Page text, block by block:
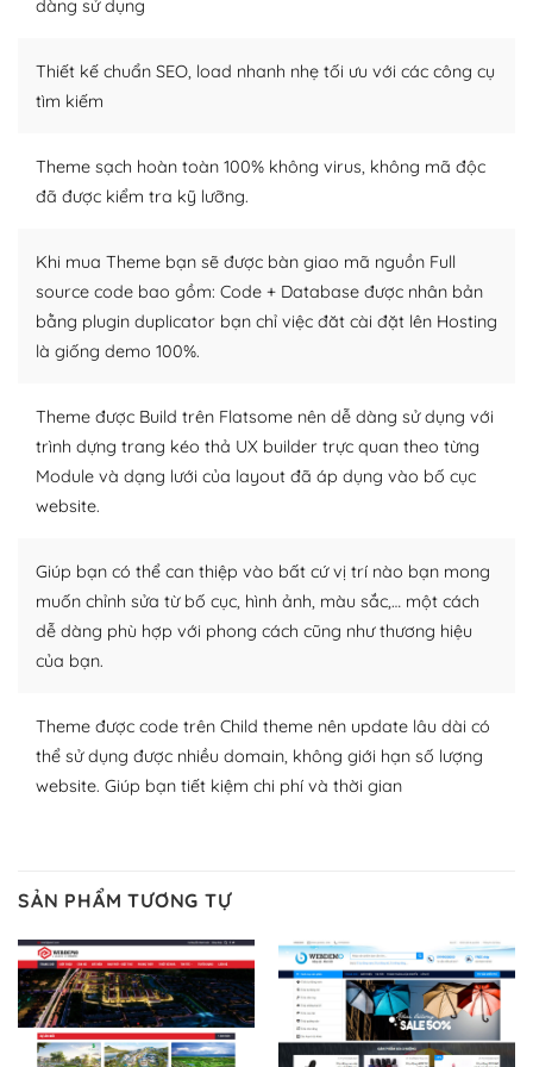
WordPress là nơi lưu trữ cho một diễn đàn cộng đồng
khổng lồ được kiểm duyệt bởi các nhân viên và những
Nếu bạn gặp khó khăn, bạn có thể lên mạng và tìm
kiếm những cộng đồng WordPress, họ sẽ giúp bạn trả
Cộng đồng sử dụng WordPress sẵn sàng hỗ trợ bạn
– Đa dạng plugin và themes
WordPress để tăng thêm các tính năng cần thiết. Có
nhiều plugin trả phí hoặc miễn phí.
Nhờ lượng người dùng đông đảo, thư viện themes và
plugin của WordPress rất phong phú. Bạn có thể thỏa
lập website của mình.
WordPress đa dạng plugin và themes
– Dễ sử dụng
Với mọi Hosting bất kỳ thì WordPress đều có thể dễ
dàng thiết lập vì thực tế nó đã cung cấp khoảng 60%
toàn bộ web.
Dễ dàng lựa chọn Hosting cho website WordPress
– Bảo mật cực tốt
Vì WordPress hiện là nền tảng xây dựng trang web và
blog lớn nhất trên thế giới, quan trọng nhất là bảo vệ
dàng sử dụng
Thiết kế chuẩn SEO, load nhanh nhẹ tối ưu với các công cụ
tìm kiếm
Theme sạch hoàn toàn 100% không virus, không mã độc
đã được kiểm tra kỹ lưỡng.
Khi mua Theme bạn sẽ được bàn giao mã nguồn Full
source code bao gồm: Code + Database được nhân bản
bằng plugin duplicator bạn chỉ việc đăt cài đặt lên Hosting
là giống demo 100%.
Theme được Build trên Flatsome nên dễ dàng sử dụng với
trình dựng trang kéo thả UX builder trực quan theo từng
Module và dạng lưới của layout đã áp dụng vào bố cục
website.
Giúp bạn có thể can thiệp vào bất cứ vị trí nào bạn mong
muốn chỉnh sửa từ bố cục, hình ảnh, màu sắc,… một cách
dễ dàng phù hợp với phong cách cũng như thương hiệu
của bạn.
Theme được code trên Child theme nên update lâu dài có
thể sử dụng được nhiều domain, không giới hạn số lượng
website. Giúp bạn tiết kiệm chi phí và thời gian
SẢN PHẨM TƯƠNG TỰ